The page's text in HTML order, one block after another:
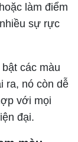
làm điểm
sự rực
các màu
ra, nó còn dễ
với mọi
đại.